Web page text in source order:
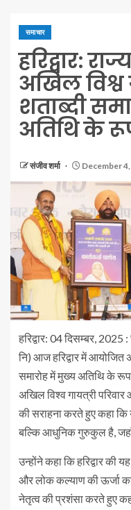
समाचार
हरिद्वार:
अखिल विश्व
शताब्दी
अतिथि के
संजीव शर्मा December
हरिद्वार: 04 दिसम्बर,
नि) आज हरिद्वार में आयोजित
समारोह में मुख्य अतिथि के रूप
अखिल विश्व गायत्री
की सराहना करते हुए कहा
बल्कि आधुनिक गुरुकुल है, जहाँ
उन्होंने कहा कि हरिद्वार की
और लोक कल्याण की ऊर्जा
नेतृत्व की प्रशंसा करते हुए